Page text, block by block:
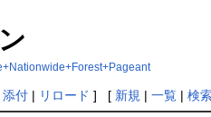
添付| リロード ] [ 新規 | 一覧| 検